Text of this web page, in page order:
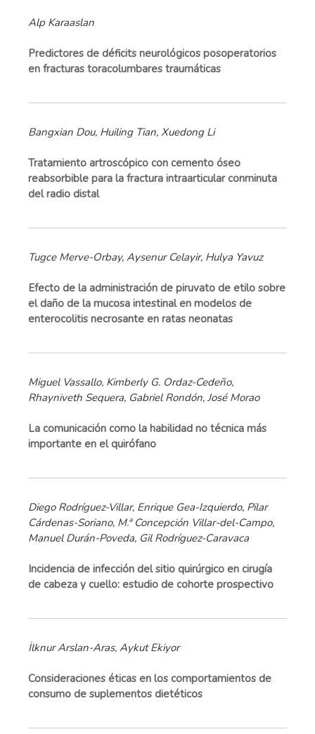
Alp Karaaslan
Predictores de déficits neurológicos posoperatorios
en fracturas toracolumbares traumáticas
Bangxian Dou, Huiling Tian, Xuedong Li
Tratamiento artroscópico con cemento óseo
reabsorbible para la fractura intraarticular conminuta
del radio distal
Tugce Merve-Orbay, Aysenur Celayir, Hulya Yavuz
Efecto de la administración de piruvato de etilo sobre
el daño de la mucosa intestinal en modelos de
enterocolitis necrosante en ratas neonatas
Miguel Vassallo, Kimberly G. Ordaz-Cedeño,
Rhayniveth Sequera, Gabriel Rondón, José Morao
La comunicación como la habilidad no técnica más
importante en el quirófano
Diego Rodríguez-Villar, Enrique Gea-Izquierdo, Pilar
Cárdenas-Soriano, M.ª Concepción Villar-del-Campo,
Manuel Durán-Poveda, Gil Rodríguez-Caravaca
Incidencia de infección del sitio quirúrgico en cirugía
de cabeza y cuello: estudio de cohorte prospectivo
İlknur Arslan-Aras, Aykut Ekiyor
Consideraciones éticas en los comportamientos de
consumo de suplementos dietéticos